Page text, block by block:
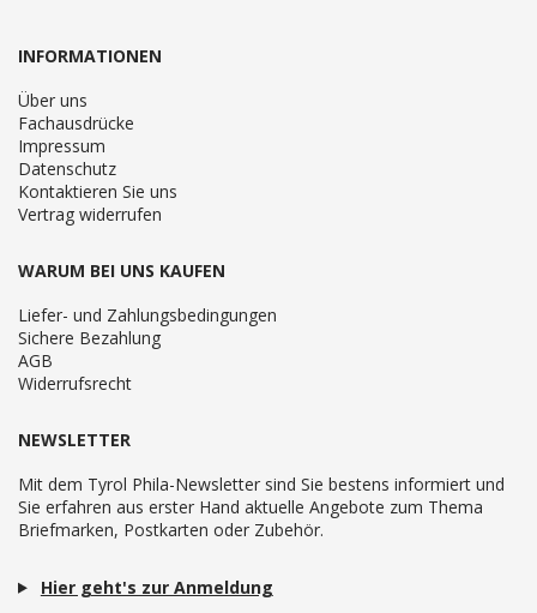
INFORMATIONEN
Über uns
Fachausdrücke
Impressum
Datenschutz
Kontaktieren Sie uns
Vertrag widerrufen
WARUM BEI UNS KAUFEN
Liefer- und Zahlungsbedingungen
Sichere Bezahlung
AGB
Widerrufsrecht
NEWSLETTER
Mit dem Tyrol Phila-Newsletter sind Sie bestens informiert und
Sie erfahren aus erster Hand aktuelle Angebote zum Thema
Briefmarken, Postkarten oder Zubehör.
Hier geht's zur Anmeldung